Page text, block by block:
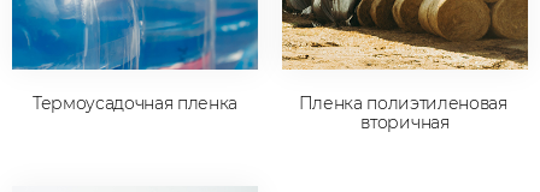
Термоусадочная пленка
Пленка полиэтиленовая
вторичная